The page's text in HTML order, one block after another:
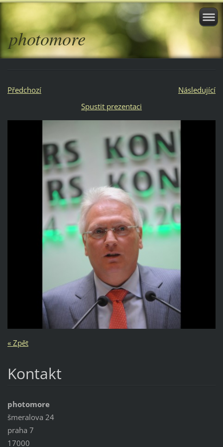
photomore
Předchozí
Následující
Spustit prezentaci
« Zpět
Kontakt
photomore
šmeralova 24
praha 7
17000